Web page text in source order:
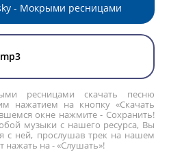
- Мокрыми ресницами
ресницами скачать песню
нажатием на кнопку «Скачать
окне нажмите - Сохранить!
музыки с нашего ресурса, Вы
с ней, прослушав трек на нашем
нажать на - «Слушать»!